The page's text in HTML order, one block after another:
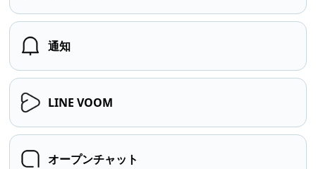
通知
LINE VOOM
オープンチャット